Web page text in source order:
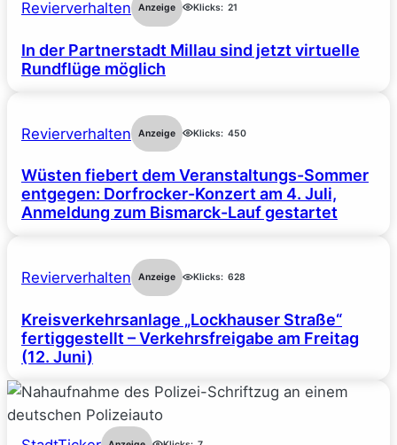
Revierverhalten Anzeige Klicks: 21
In der Partnerstadt Millau sind jetzt virtuelle
Rundflüge möglich
Revierverhalten Anzeige Klicks: 450
Wüsten fiebert dem Veranstaltungs-Sommer
entgegen: Dorfrocker-Konzert am 4. Juli,
Anmeldung zum Bismarck-Lauf gestartet
Revierverhalten Anzeige Klicks: 628
Kreisverkehrsanlage „Lockhauser Straße“
fertiggestellt – Verkehrsfreigabe am Freitag
(12. Juni)